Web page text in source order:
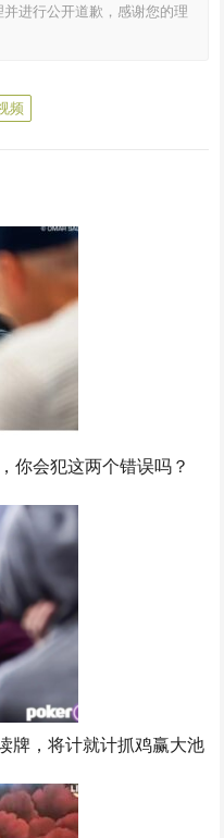
进行公开道歉，感谢您的理
频
你会犯这两个错误吗？
牌，将计就计抓鸡赢大池